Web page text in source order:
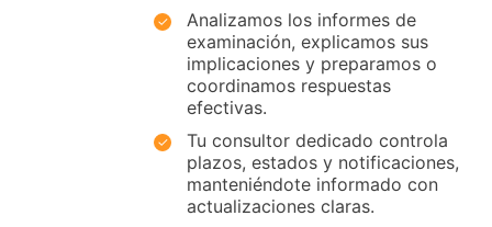
Analizamos los informes de
examinación, explicamos sus
implicaciones y preparamos o
coordinamos respuestas
efectivas.
Tu consultor dedicado controla
plazos, estados y notificaciones,
manteniéndote informado con
actualizaciones claras.